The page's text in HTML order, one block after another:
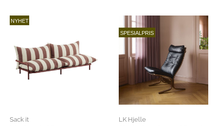
NYHET
Sack it
SPESIALPRIS
LK Hjelle